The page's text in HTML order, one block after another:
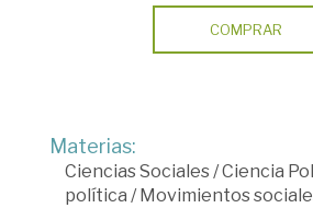
COMPRAR
Materias:
Ciencias Sociales/Ciencia
política / Movimientos